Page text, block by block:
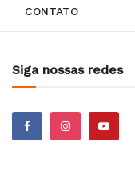
CONTATO
Siga nossas redes